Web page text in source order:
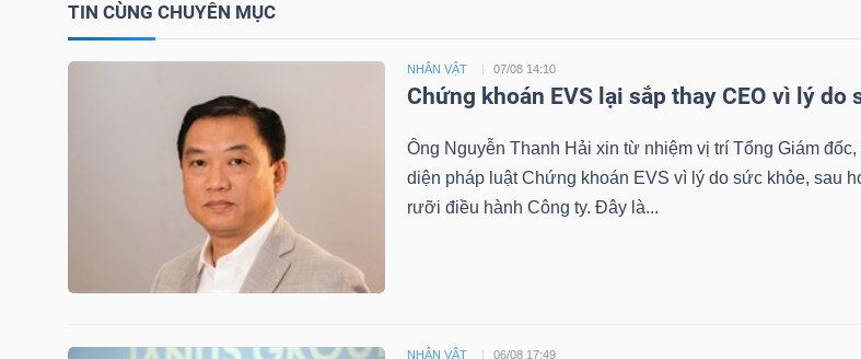
TIN CÙNG CHUYÊN MỤC
NHÂN VẬT 07/08 14:10
Chứng khoán EVS lại sắp thay CEO vì lý do
Ông Nguyễn Thanh Hải xin từ nhiệm vị trí Tổng Giám
diện pháp luật Chứng khoán EVS vì lý do sức khỏe, sau
rưỡi điều hành Công ty. Đây là...
NHÂN VẬT 06/08 17:49